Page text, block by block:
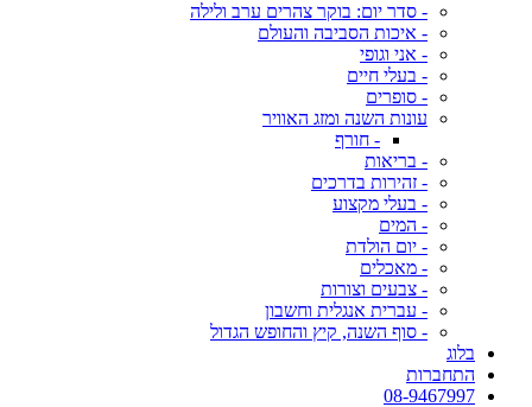
- סדר יום: בוקר צהרים ערב ולילה
- איכות הסביבה והעולם
- אני וגופי
- בעלי חיים
- סופרים
עונות השנה ומזג האוויר
- חורף
- בריאות
- זהירות בדרכים
- בעלי מקצוע
- המים
- יום הולדת
- מאכלים
- צבעים וצורות
- עברית אנגלית וחשבון
- סוף השנה, קיץ והחופש הגדול
בלוג
התחברות
08-9467997